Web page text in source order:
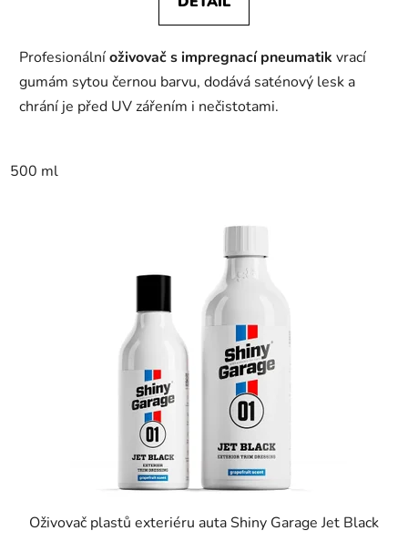
Profesionálníoživovač s impregnací pneumatik vrací
gumám sytou černou barvu, dodává saténový lesk a
chrání je před UV zářením i nečistotami.
500 ml
Oživovač plastů exteriéru auta Shiny Garage Jet Black